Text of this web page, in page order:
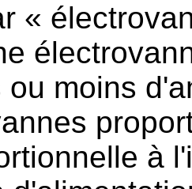
«
ou moins
à